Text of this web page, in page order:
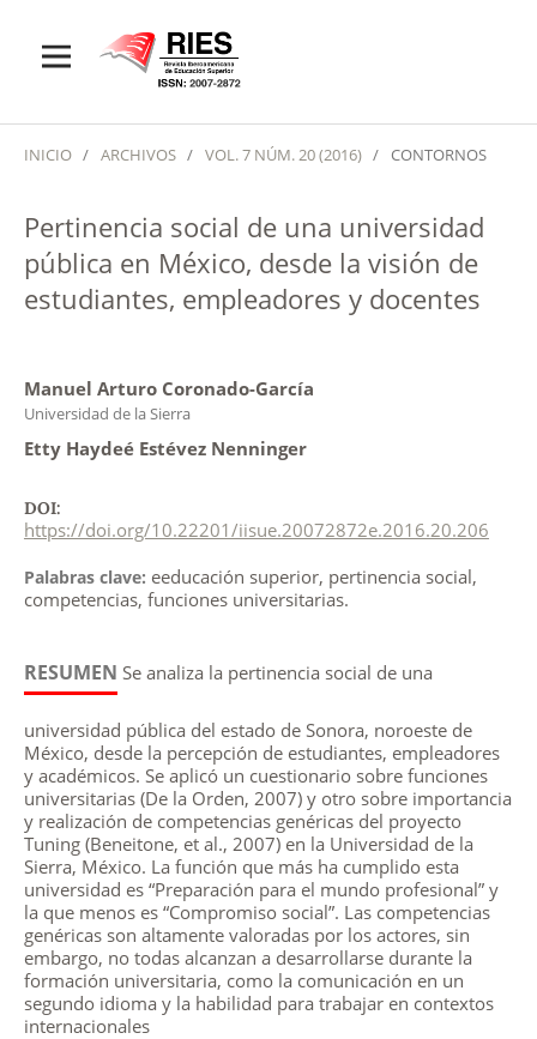
INICIO / ARCHIVOS / VOL. 7 NÚM. 20 (2016) / CONTORNOS
Pertinencia social de una universidad
pública en México, desde la visión de
estudiantes, empleadores y docentes
Manuel Arturo Coronado-García
Universidad de la Sierra
Etty Haydeé Estévez Nenninger
DOI:
https://doi.org/10.22201/iisue.20072872e.2016.20.206
Palabras clave: eeducación superior, pertinencia social,
competencias, funciones universitarias.
RESUMEN Se analiza la pertinencia social de una
universidad pública del estado de Sonora, noroeste de
México, desde la percepción de estudiantes, empleadores
y académicos. Se aplicó un cuestionario sobre funciones
universitarias (De la Orden, 2007) y otro sobre importancia
y realización de competencias genéricas del proyecto
Tuning (Beneitone, et al., 2007) en la Universidad de la
Sierra, México. La función que más ha cumplido esta
universidad es “Preparación para el mundo profesional” y
la que menos es “Compromiso social”. Las competencias
genéricas son altamente valoradas por los actores, sin
embargo, no todas alcanzan a desarrollarse durante la
formación universitaria, como la comunicación en un
segundo idioma y la habilidad para trabajar en contextos
internacionales